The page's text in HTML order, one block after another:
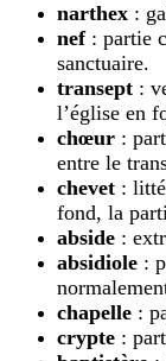
narthex :
nef: partie
sanctuaire.
transept :
l’église en
chœur :
entre le
chevet :
fond, la
abside :
absidiole :
chapelle :
crypte :